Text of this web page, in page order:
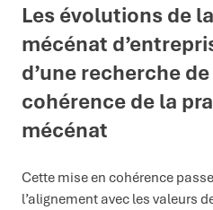
Les évolutions de
mécénat
d’une recherche
cohérence de la
mécénat
Cette mise en cohérence
l’alignement avec les valeurs